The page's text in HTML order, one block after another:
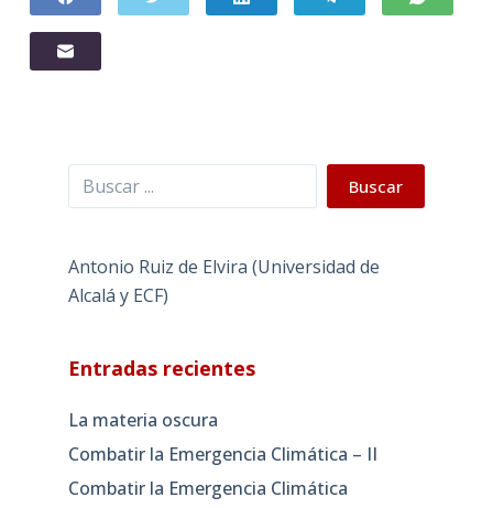
Buscar Buscar
Antonio Ruiz de Elvira (Universidad de
Alcalá y ECF)
Entradas recientes
La materia oscura
Combatir la Emergencia Climática – II
Combatir la Emergencia Climática